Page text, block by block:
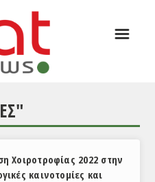
☰
Χοιροτροφίας 2022 στην
καινοτομίες και